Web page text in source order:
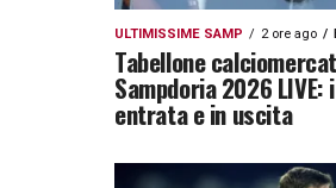
ULTIMISSIME SAMP 2 ore ago
Tabellone
Sampdoria 2026
entrata e in uscita